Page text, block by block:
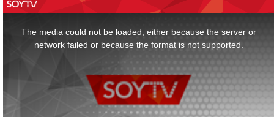
The media could not be loaded, either because the server or
network failed or because the format is not supported.